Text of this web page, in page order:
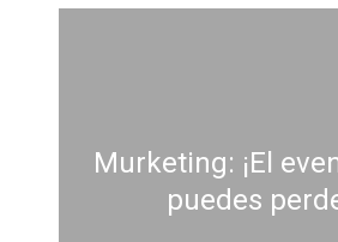
Murketing: ¡El
puedes